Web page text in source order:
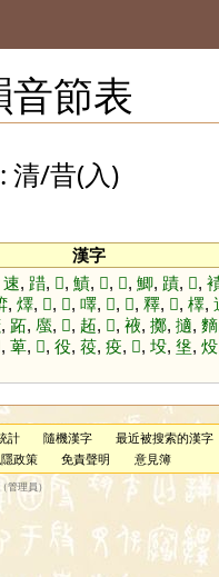
音節表
清/昔(入)
漢字
速, 踖, 𪃹, 鰿, 𧐐, 𩺀, 鯽, 蹟, 𤁢,
, 燡, 𦔥, 𡱿, 㘁, 𤑹, 𠓋, 釋, 𥼶, 檡,
, 跖, 䗪, 𩀝, 䞠, 𠪮, 䘸, 擲, 擿, 䵂
, 萆, 𣮐, 役, 䓈, 疫, 𩷍, 坄, 垼, 炈
計 隨機漢字
最近被搜索的漢字
政策 免責聲明 意見簿
（管理員 ）